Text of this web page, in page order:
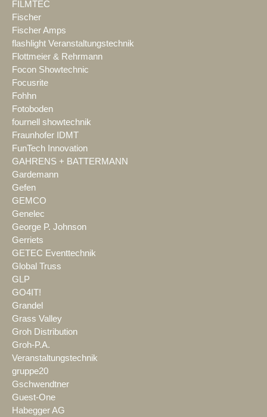
FILMTEC
Fischer
Fischer Amps
flashlight Veranstaltungstechnik
Flottmeier & Rehrmann
Focon Showtechnic
Focusrite
Fohhn
Fotoboden
fournell showtechnik
Fraunhofer IDMT
FunTech Innovation
GAHRENS + BATTERMANN
Gardemann
Gefen
GEMCO
Genelec
George P. Johnson
Gerriets
GETEC Eventtechnik
Global Truss
GLP
GO4IT!
Grandel
Grass Valley
Groh Distribution
Groh-P.A.
Veranstaltungstechnik
gruppe20
Gschwendtner
Guest-One
Habegger AG